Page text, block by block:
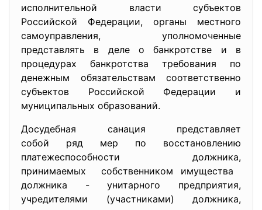
исполнительной власти субъектов
Российской Федерации, органы местного
самоуправления, уполномоченные
представлять в деле о банкротстве и в
процедурах банкротства требования по
денежным обязательствам соответственно
субъектов Российской Федерации и
муниципальных образований.
Досудебная санация представляет
собой ряд мер по восстановлению
платежеспособности должника,
принимаемых собственником имущества
должника - унитарного предприятия,
учредителями (участниками) должника,